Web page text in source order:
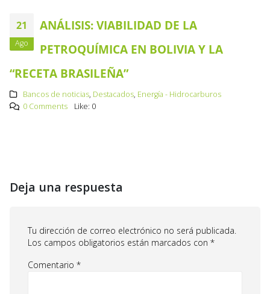
21
Ago
ANÁLISIS: VIABILIDAD DE LA
PETROQUÍMICA EN BOLIVIA Y LA
“RECETA BRASILEÑA”
Bancos de noticias, Destacados, Energía - Hidrocarburos
0 Comments
Like: 0
Deja una respuesta
Tu dirección de correo electrónico no será publicada.
Los campos obligatorios están marcados con *
Comentario *